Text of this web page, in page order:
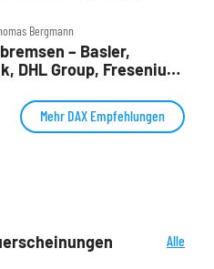
Bergmann
– Basler,
DHL Group, Fresenius,
Mehr DAX Empfehlungen
Alle